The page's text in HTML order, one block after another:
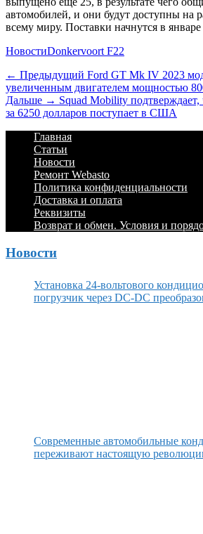
автомобилей, и они будут доступны на
всему миру. Поставки начнутся в январе
Категории
НовостиТеги
Donkervoort F22
Навигация
по
записям
← Предыдущий Предыдущий
Ford GT Mk IV 2023
увеличенным двигателем мощностью
Дальше → Дальше:
Squad Mobility
за 6250 долларов поступает в США
Footer
Menu
Перейти
содержимому
Главная
Статьи
Новости
Ремонт Webasto
Политика конфиденциальности
Доставка и оплата
Реквизиты
Возврат и обмен. Условия и
Новости
Установка 24-вольтового
погрузчик через DC-DC
Современные автомобильные
переживают настоящую